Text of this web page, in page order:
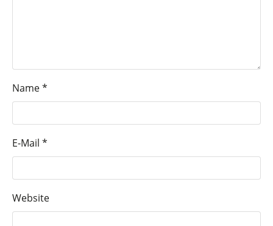
Name*
E-Mail *
Website